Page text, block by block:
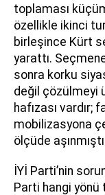
toplaması
özellikle ikinci
birleşince Kürt
yarattı.
sonra korku
değil çözülmeyi
hafızası vardır;
mobilizasyona
ölçüde
İYİ Parti’nin
Parti hangi